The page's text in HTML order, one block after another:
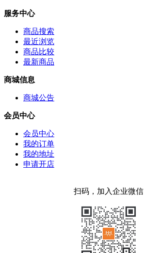
服务中心
商品搜索
最近浏览
商品比较
最新商品
商城信息
商城公告
会员中心
会员中心
我的订单
我的地址
申请开店
扫码，加入企业微信